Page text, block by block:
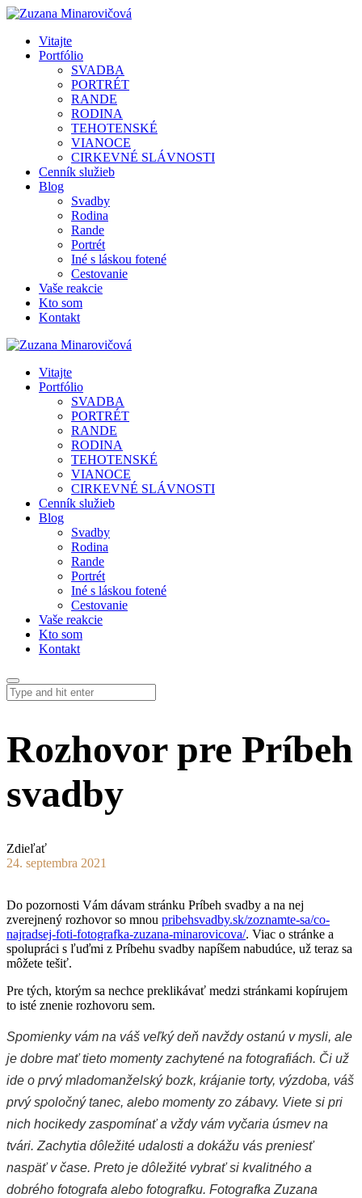
Vitajte
Portfólio
SVADBA
PORTRÉT
RANDE
RODINA
TEHOTENSKÉ
VIANOCE
CIRKEVNÉ SLÁVNOSTI
Cenník služieb
Blog
Svadby
Rodina
Rande
Portrét
Iné s láskou fotené
Cestovanie
Vaše reakcie
Kto som
Kontakt
Vitajte
Portfólio
SVADBA
PORTRÉT
RANDE
RODINA
TEHOTENSKÉ
VIANOCE
CIRKEVNÉ SLÁVNOSTI
Cenník služieb
Blog
Svadby
Rodina
Rande
Portrét
Iné s láskou fotené
Cestovanie
Vaše reakcie
Kto som
Kontakt
Rozhovor pre Príbeh
svadby
Zdieľať
24. septembra 2021
Do pozornosti Vám dávam stránku Príbeh svadby a na nej
zverejnený rozhovor so mnou pribehsvadby.sk/zoznamte-sa/co-
najradsej-foti-fotografka-zuzana-minarovicova/. Viac o stránke a
spolupráci s ľuďmi z Príbehu svadby napíšem nabudúce, už teraz sa
môžete tešiť.
Pre tých, ktorým sa nechce preklikávať medzi stránkami kopírujem
to isté znenie rozhovoru sem.
Spomienky vám na váš veľký deň navždy ostanú v mysli, ale
je dobre mať tieto momenty zachytené na fotografiách. Či už
ide o prvý mladomanželský bozk, krájanie torty, výzdoba, váš
prvý spoločný tanec, alebo momenty zo zábavy. Viete si pri
nich hocikedy zaspomínať a vždy vám vyčaria úsmev na
tvári. Zachytia dôležité udalosti a dokážu vás preniesť
naspäť v čase. Preto je dôležité vybrať si kvalitného a
dobrého fotografa alebo fotografku. Fotografka Zuzana